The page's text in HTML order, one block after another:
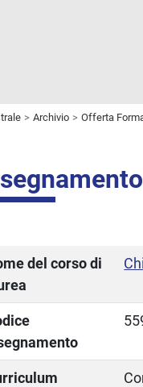
Archivio Offerta
del corso di